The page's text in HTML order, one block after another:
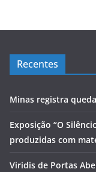
Recentes
Minas registra
Exposição “O
produzidas com
Viridis de Portas